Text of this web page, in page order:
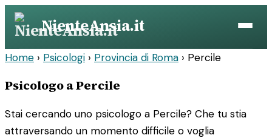
Vai
contenuto
NienteAnsia.it
Home › Psicologi › Provincia di Roma › Percile
Psicologo a Percile
Stai cercando uno psicologo a Percile? Che tu stia
attraversando un momento difficile o voglia